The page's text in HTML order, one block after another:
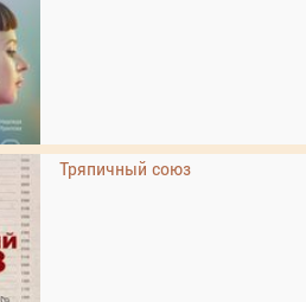
Тряпичный союз